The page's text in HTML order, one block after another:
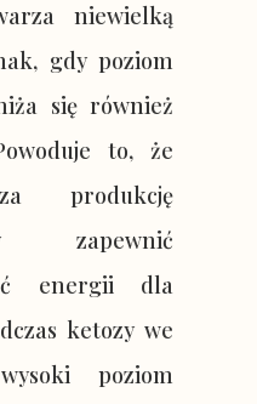
niewielką
gdy poziom
się również
to, że
produkcję
zapewnić
energii dla
ketozy we
poziom